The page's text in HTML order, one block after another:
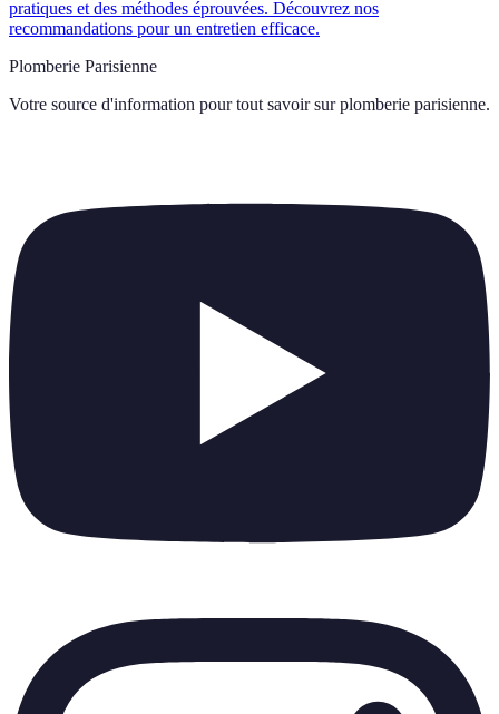
pratiques et des méthodes éprouvées. Découvrez nos
recommandations pour un entretien efficace.
Plomberie Parisienne
Votre source d'information pour tout savoir sur plomberie parisienne.